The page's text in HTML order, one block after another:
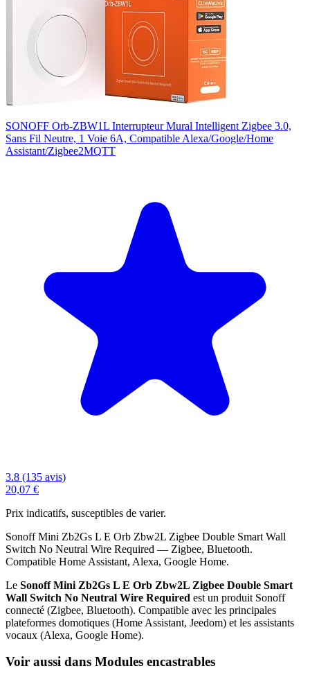
SONOFF Orb-ZBW1L Interrupteur Mural Intelligent Zigbee 3.0,
Sans Fil Neutre, 1 Voie 6A, Compatible Alexa/Google/Home
Assistant/Zigbee2MQTT
3.8 (135 avis)
20,07 €
Prix indicatifs, susceptibles de varier.
Sonoff Mini Zb2Gs L E Orb Zbw2L Zigbee Double Smart Wall
Switch No Neutral Wire Required — Zigbee, Bluetooth.
Compatible Home Assistant, Alexa, Google Home.
Le Sonoff Mini Zb2Gs L E Orb Zbw2L Zigbee Double Smart
Wall Switch No Neutral Wire Required est un produit Sonoff
connecté (Zigbee, Bluetooth). Compatible avec les principales
plateformes domotiques (Home Assistant, Jeedom) et les assistants
vocaux (Alexa, Google Home).
Voir aussi dans Modules encastrables